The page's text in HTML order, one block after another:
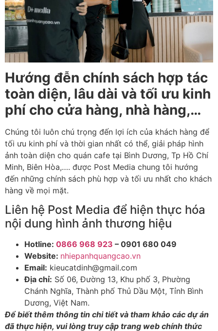
Hướng đễn chính sách hợp tác
toàn diện, lâu dài và tối ưu kinh
phí cho cửa hàng, nhà hàng,…
Chúng tôi luôn chú trọng đến lợi ích của khách hàng để
tối ưu kinh phí và thời gian nhất có thể, giải pháp hình
ảnh toàn diện cho quán cafe tại Bình Dương, Tp Hồ Chí
Minh, Biên Hòa,…. được Post Media chung tôi hướng
đến những chính sách phù hợp và tối ưu nhất cho khách
hàng về mọi mặt.
Liên hệ Post Media để hiện thực hóa
nội dung hình ảnh thương hiệu
Hotline: 0866 968 923 – 0901 680 049
Website: nhiepanhquangcao.vn
Email: kieucatdinh@gmail.com
Địa chỉ: Số 06, Đường 13, Khu phố 3, Phường
Chánh Nghĩa, Thành phố Thủ Dầu Một, Tỉnh Bình
Dương, Việt Nam.
Để biết thêm thông tin chi tiết và tham khảo các dự án
đã thực hiện, vui lòng truy cập trang web chính thức